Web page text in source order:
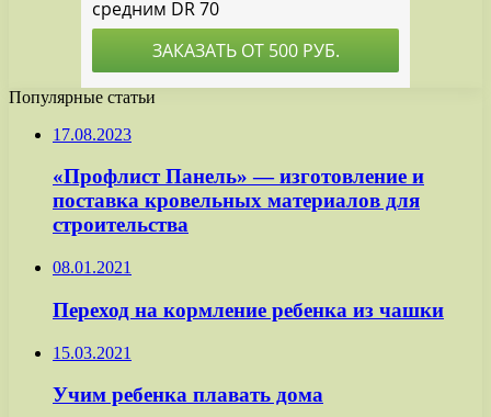
Популярные статьи
17.08.2023
«Профлист Панель» — изготовление и
поставка кровельных материалов для
строительства
08.01.2021
Переход на кормление ребенка из чашки
15.03.2021
Учим ребенка плавать дома